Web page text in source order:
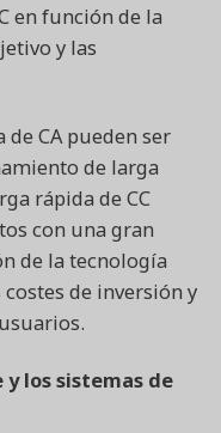
en función de la
y las
CA pueden ser
de larga
rápida de CC
con una gran
de la tecnología
de inversión y
los sistemas de